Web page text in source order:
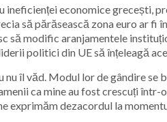
ineficienței economice grecești,
să părăsească zona euro ar fi
să modific aranjamentele
politici din UE să înțeleagă
nu îl văd. Modul lor de gândire
ca mine au fost crescuți
exprimăm dezacordul la